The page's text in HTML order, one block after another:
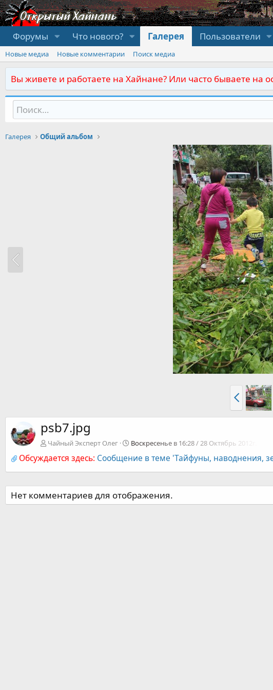
Форумы Что нового? Галерея Пользователи
Новые медиа Новые комментарии Поиск медиа
Вы живете и работаете на Хайнане? Или часто бываете на
Галерея Общий альбом
psb7.jpg
Чайный Эксперт Олег Воскресенье в 16:28 / 28 Октябрь 2012г.
Обсуждается здесь: Сообщение в теме 'Тайфуны, наводнения,
Нет комментариев для отображения.